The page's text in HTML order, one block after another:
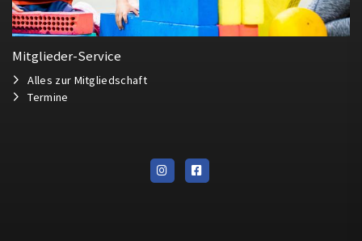
Mitglieder-Service
Alles zur Mitgliedschaft
Termine